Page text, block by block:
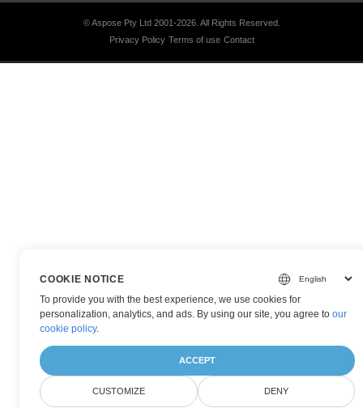
© Aspose Pty Ltd 2001-2026. All Rights Reserved.
Privacy Policy Terms of use Contact
COOKIE NOTICE
To provide you with the best experience, we use cookies for
personalization, analytics, and ads. By using our site, you agree toour
cookie policy.
ACCEPT
CUSTOMIZE DENY